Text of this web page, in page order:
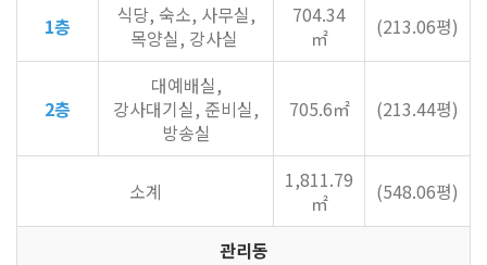
1층
식당, 숙소, 사무실,
목양실, 강사실
704.34
㎡
(213.06평)
2층
대예배실,
강사대기실, 준비실,
방송실
705.6㎡ (213.44평)
소계
1,811.79
㎡
(548.06평)
관리동